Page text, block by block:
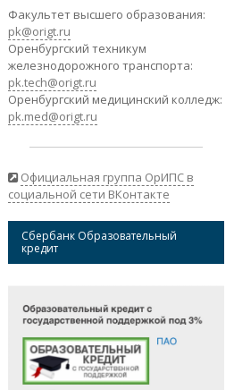
Факультет высшего образования:
pk@origt.ru
Оренбургский техникум
железнодорожного транспорта:
pk.tech@origt.ru
Оренбургский медицинский колледж:
pk.med@origt.ru
Официальная группа ОрИПС в
социальной сети ВКонтакте
Сбербанк Образовательный
кредит